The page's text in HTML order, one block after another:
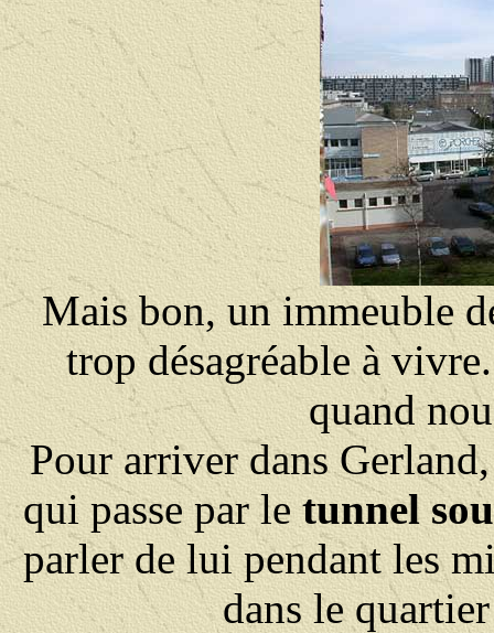
Mais bon, un immeuble
trop désagréable à
quand
Pour arriver dans
qui passe par letunnel
parler de lui pendant les
dans le